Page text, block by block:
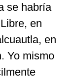
se habría
en
en
Yo mismo